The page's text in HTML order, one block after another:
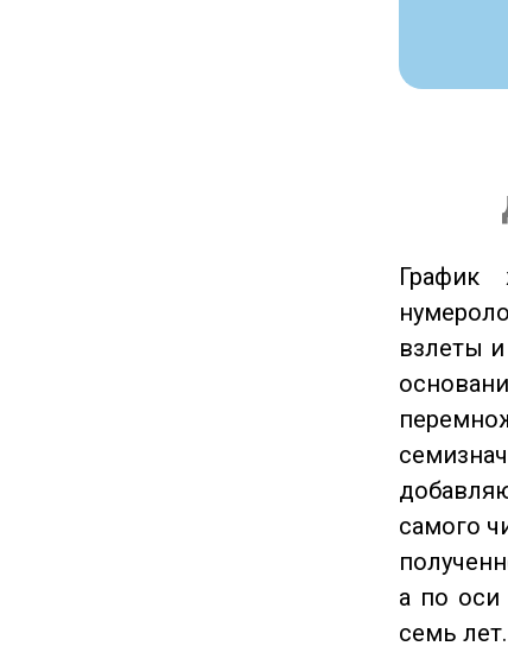
взлеты
самого
а по оси
семь лет.